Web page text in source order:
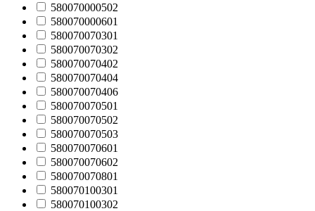
580070000502
580070000601
580070070301
580070070302
580070070402
580070070404
580070070406
580070070501
580070070502
580070070503
580070070601
580070070602
580070070801
580070100301
580070100302